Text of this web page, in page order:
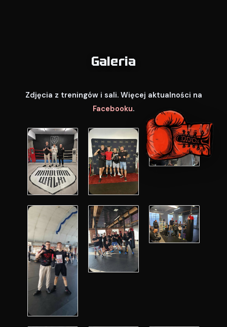
Galeria
Zdjęcia z treningów i sali. Więcej aktualności na
Facebooku.